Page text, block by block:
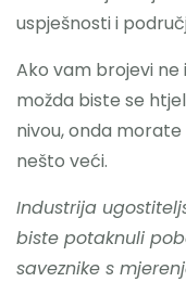
uspješnosti i
Ako vam brojevi ne
možda biste se
nivou, onda
nešto veći.
Industrija
biste potaknuli
saveznike s